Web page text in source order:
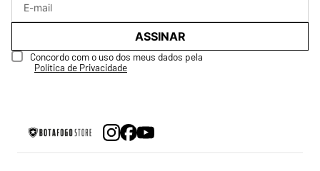
ASSINAR
Concordo com o uso dos meus dados pela
Política de Privacidade